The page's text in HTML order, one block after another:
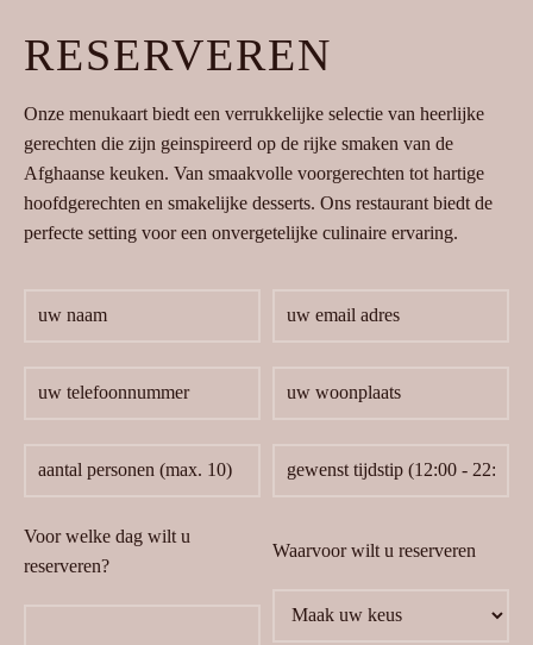
RESERVEREN
Onze menukaart biedt een verrukkelijke selectie van heerlijke
gerechten die zijn geinspireerd op de rijke smaken van de
Afghaanse keuken. Van smaakvolle voorgerechten tot hartige
hoofdgerechten en smakelijke desserts. Ons restaurant biedt de
perfecte setting voor een onvergetelijke culinaire ervaring.
Voor welke dag wilt u
reserveren?
Waarvoor wilt u reserveren